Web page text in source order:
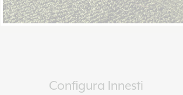
Configura Innesti